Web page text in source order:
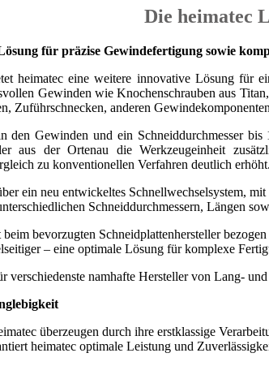
Die heimatec
für präzise Gewindefertigung sowie
heimatec eine weitere innovative Lösung für
Gewinden wie Knochenschrauben aus
Zuführschnecken, anderen
den Gewinden und ein Schneiddurchmesser
aus der Ortenau die Werkzeugeinheit
zu konventionellen Verfahren deutlich erhöht.
ein neu entwickeltes Schnellwechselsystem,
Schneiddurchmessern, Längen
bevorzugten Schneidplattenhersteller
– eine optimale Lösung für komplexe
verschiedenste namhafte Hersteller von Lang-
überzeugen durch ihre erstklassige
heimatec optimale Leistung und